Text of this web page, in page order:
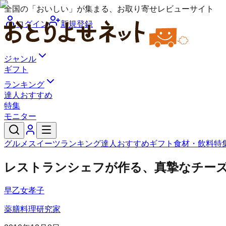
全国の「おいしい」が集まる、お取り寄せレビューサイト
ログイン
新規登録
ジャンル
ギフト
ランキング
達人おすすめ
特集
モニター
グルメ スイーツランキング達人おすすめギフト 食材・飲料特
レストランシェフが作る、真摯なチー
早乙女孝子
薬膳料理研究家